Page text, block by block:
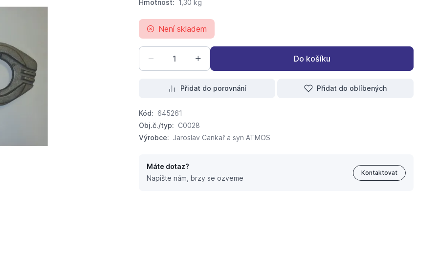
Hmotnost: 1,30 kg
Není skladem
Do košíku
Přidat do porovnání Přidat do oblíbených
Kód: 645261
Obj.č./typ: C0028
Výrobce: Jaroslav Cankař a syn ATMOS
Máte dotaz?
Napište nám, brzy se ozveme
Kontaktovat